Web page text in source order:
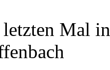
Mal